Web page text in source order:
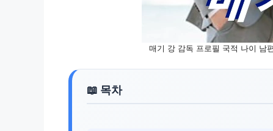
매기 강 감독 프로필 국적 나이 남